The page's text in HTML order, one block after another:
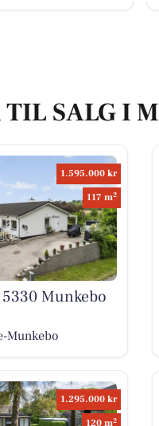
TIL SALG I
1.595.000 kr
117 m2
Munkebo
Munkebo
1.295.000 kr
120 m2